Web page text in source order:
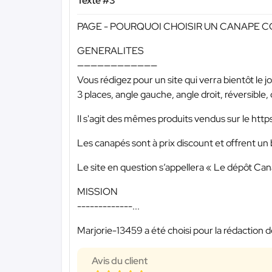
PAGE - POURQUOI CHOISIR UN CANAPE
GENERALITES
————————————
Vous rédigez pour un site qui verra bientôt le
3 places, angle gauche, angle droit,
Il s'agit des mêmes produits vendus sur le
Les canapés sont à prix discount et offrent
Le site en question s’appellera « Le dépôt
MISSION
-------------...
Marjorie-13459 a été choisi pour la rédaction
Avis du client